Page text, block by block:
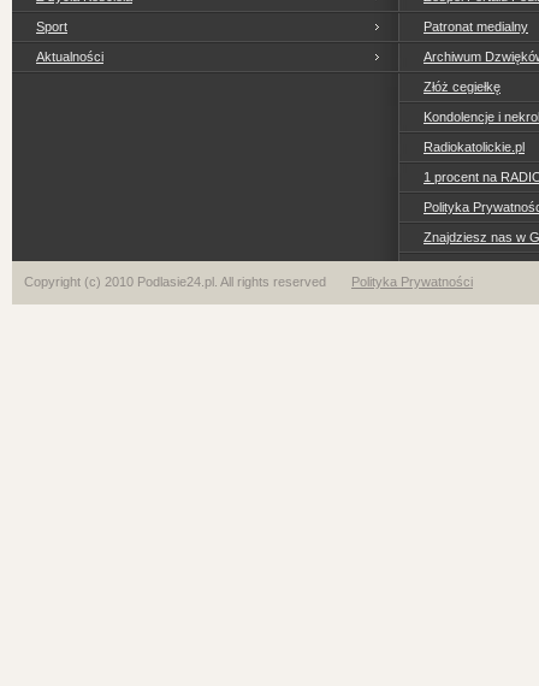
Sport
Aktualności
Patronat medialny
Archiwum
Złóż cegiełkę
Kondolencje i
Radiokatolickie.pl
1 procent na
Polityka
Znajdziesz nas w
Copyright (c) 2010 Podlasie24.pl. All rights reserved Polityka Prywatności